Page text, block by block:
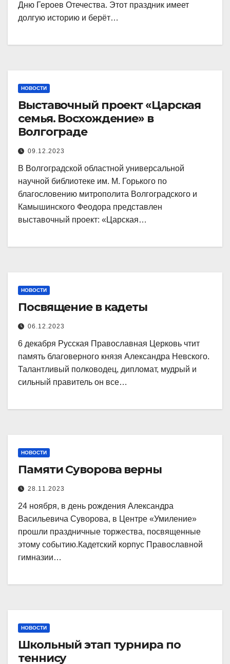
Дню Героев Отечества. Этот праздник имеет
долгую историю и берёт…
НОВОСТИ
Выставочный проект «Царская
семья. Восхождение» в
Волгограде
09.12.2023
В Волгоградской областной универсальной
научной библиотеке им. М. Горького по
благословению митрополита Волгоградского и
Камышинского Феодора представлен
выставочный проект: «Царская…
НОВОСТИ
Посвящение в кадеты
06.12.2023
6 декабря Русская Православная Церковь чтит
память благоверного князя Александра Невского.
Талантливый полководец, дипломат, мудрый и
сильный правитель он все…
НОВОСТИ
Памяти Суворова верны
28.11.2023
24 ноября, в день рождения Александра
Васильевича Суворова, в Центре «Умиление»
прошли праздничные торжества, посвященные
этому событию.Кадетский корпус Православной
гимназии…
НОВОСТИ
Школьный этап турнира по
теннису